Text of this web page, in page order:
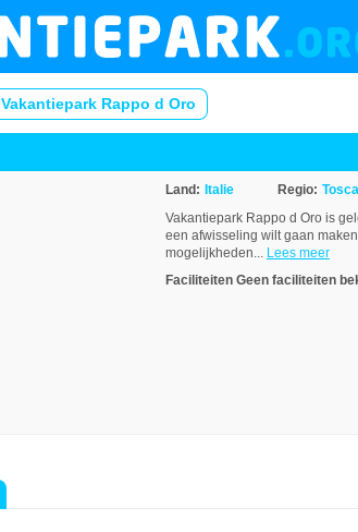
Vakantiepark Rappo d Oro
Land: Italie Regio:
Vakantiepark Rappo d Oro is
een afwisseling wilt gaan
mogelijkheden... Lees meer
Faciliteiten Geen faciliteiten